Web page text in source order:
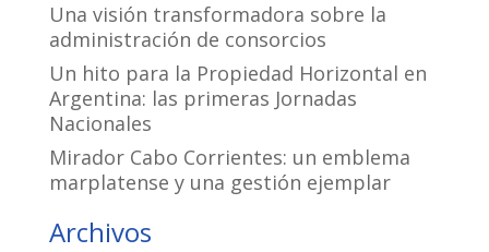
Una visión transformadora sobre la
administración de consorcios
Un hito para la Propiedad Horizontal en
Argentina: las primeras Jornadas
Nacionales
Mirador Cabo Corrientes: un emblema
marplatense y una gestión ejemplar
Archivos